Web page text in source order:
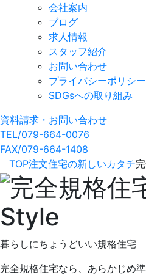
会社案内
ブログ
求人情報
スタッフ紹介
お問い合わせ
プライバシーポリシー
SDGsへの取り組み
資料請求・お問い合わせ
TEL/079-664-0076
FAX/079-664-1408
TOP注文住宅の新しいカタチ
Style
暮らしにちょうどいい規格住宅
完全規格住宅なら、あらかじめ